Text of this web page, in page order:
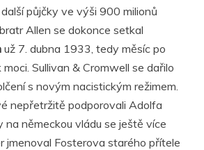
půjčky ve výši 900 milionů
Allen se dokonce setkal
už 7. dubna 1933, tedy měsíc po
Sullivan & Cromwell se dařilo
s novým nacistickým režimem.
nepřetržitě podporovali Adolfa
na německou vládu se ještě více
jmenoval Fosterova starého přítele